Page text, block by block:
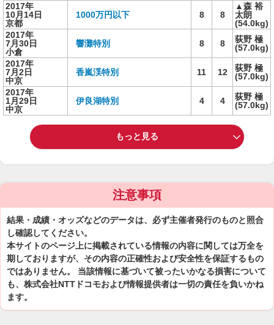
2017年
10月14日
京都
1000万円以下 8 8
▲森 裕
太朗
(54.0kg)
2017年
7月30日
小倉
響灘特別 8 8
荻野 極
(57.0kg)
2017年
7月2日
中京
香嵐渓特別 11 12
荻野 極
(57.0kg)
2017年
1月29日
中京
伊良湖特別 4 4
荻野 極
(57.0kg)
もっと見る
注意事項
結果・成績・オッズなどのデータは、必ず主催者発行のものと照合
し確認してください。
本サイトのページ上に掲載されている情報の内容に関しては万全を
期しておりますが、その内容の正確性および安全性を保証するもの
ではありません。 当該情報に基づいて被ったいかなる損害について
も、株式会社NTTドコモおよび情報提供者は一切の責任を負いかね
ます。